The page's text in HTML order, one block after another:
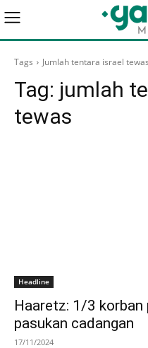
Tags Jumlah tentara israel tewas
Tag: jumlah
tewas
Headline
Haaretz: 1/3 korban
pasukan cadangan
17/11/2024